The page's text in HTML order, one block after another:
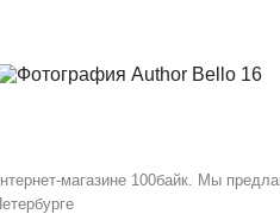
магазине 100байк. Мы